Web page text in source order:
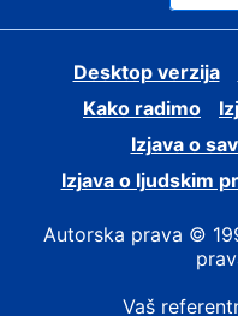
Desktop verzija
Kako radimo
Izjava o
Izjava o ljudskim
Autorska prava ©
Vaš